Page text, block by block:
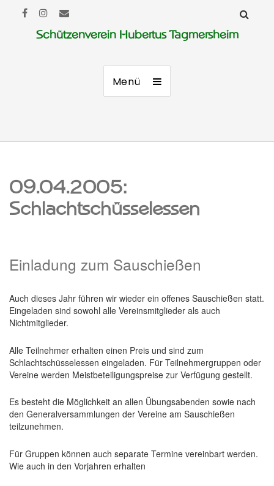
Schützenverein Hubertus Tagmersheim
Menü
09.04.2005:
Schlachtschüsselessen
Einladung zum Sauschießen
Auch dieses Jahr führen wir wieder ein offenes Sauschießen statt.
Eingeladen sind sowohl alle Vereinsmitglieder als auch
Nichtmitglieder.
Alle Teilnehmer erhalten einen Preis und sind zum
Schlachtschüsselessen eingeladen. Für Teilnehmergruppen oder
Vereine werden Meistbeteiligungspreise zur Verfügung gestellt.
Es besteht die Möglichkeit an allen Übungsabenden sowie nach
den Generalversammlungen der Vereine am Sauschießen
teilzunehmen.
Für Gruppen können auch separate Termine vereinbart werden.
Wie auch in den Vorjahren erhalten